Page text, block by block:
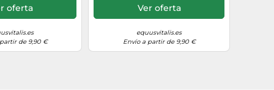
oferta
de 9,90 €
Ver oferta
equusvitalis.es
Envío a partir de 9,90 €